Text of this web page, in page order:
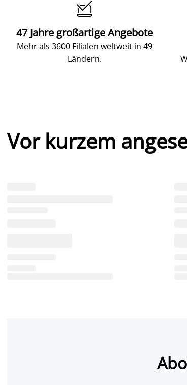

47 Jahre großartige Angebote
Mehr als 3600 Filialen weltweit in 49
Ländern.
Vor kurzem